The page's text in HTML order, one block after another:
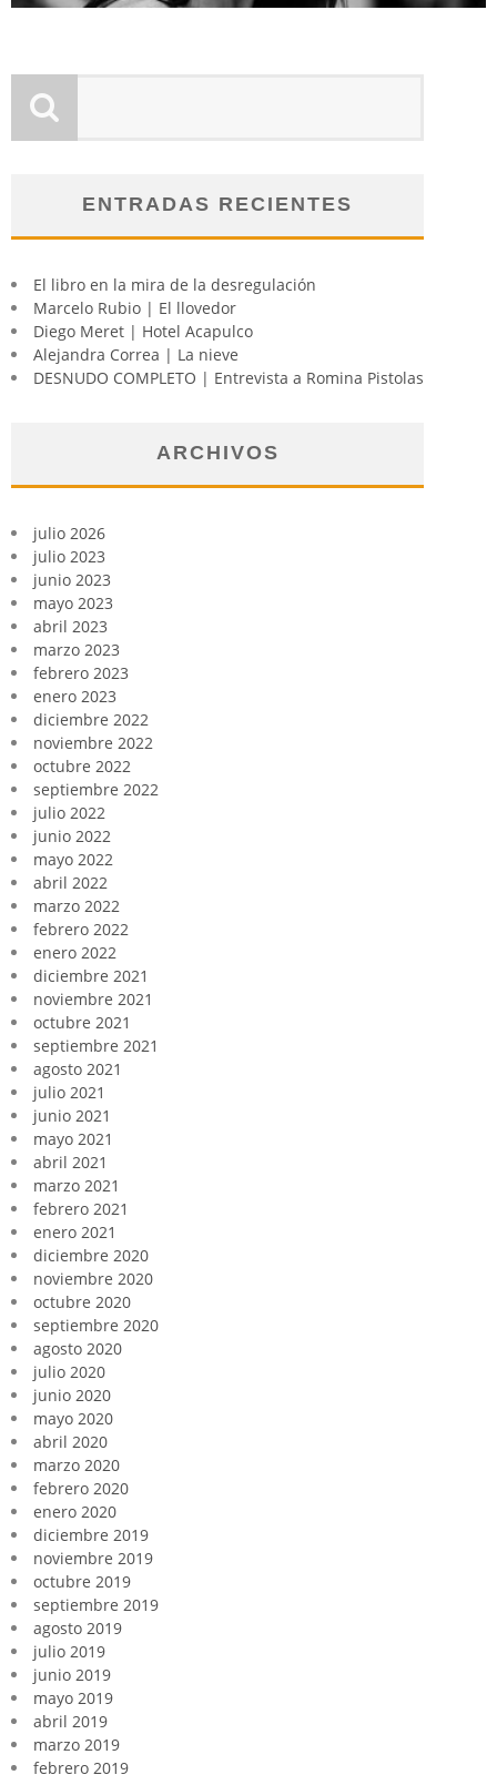
ENTRADAS RECIENTES
El libro en la mira de la desregulación
Marcelo Rubio | El llovedor
Diego Meret | Hotel Acapulco
Alejandra Correa | La nieve
DESNUDO COMPLETO | Entrevista a Romina Pistolas
ARCHIVOS
julio 2026
julio 2023
junio 2023
mayo 2023
abril 2023
marzo 2023
febrero 2023
enero 2023
diciembre 2022
noviembre 2022
octubre 2022
septiembre 2022
julio 2022
junio 2022
mayo 2022
abril 2022
marzo 2022
febrero 2022
enero 2022
diciembre 2021
noviembre 2021
octubre 2021
septiembre 2021
agosto 2021
julio 2021
junio 2021
mayo 2021
abril 2021
marzo 2021
febrero 2021
enero 2021
diciembre 2020
noviembre 2020
octubre 2020
septiembre 2020
agosto 2020
julio 2020
junio 2020
mayo 2020
abril 2020
marzo 2020
febrero 2020
enero 2020
diciembre 2019
noviembre 2019
octubre 2019
septiembre 2019
agosto 2019
julio 2019
junio 2019
mayo 2019
abril 2019
marzo 2019
febrero 2019